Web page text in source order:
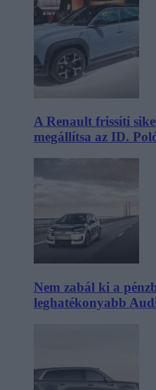
A Renault frissíti
megállítsa az ID.
Nem zabál ki a
leghatékonyabb